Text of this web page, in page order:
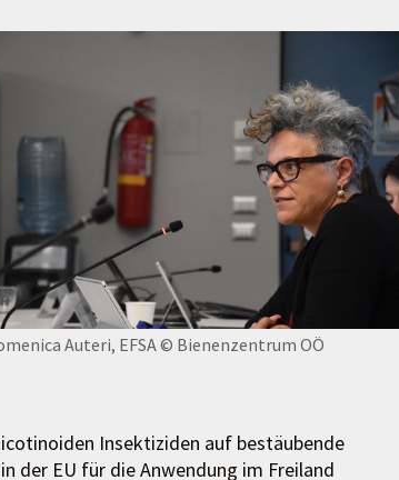
Auteri, EFSA© Bienenzentrum OÖ
Insektiziden auf bestäubende
der EU für die Anwendung im Freiland